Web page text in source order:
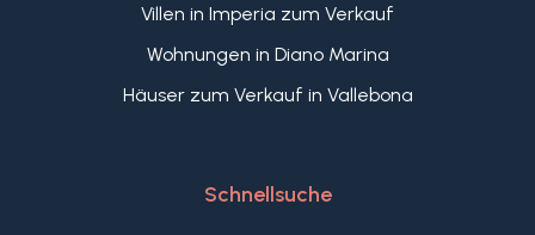
Villen in Imperia zum Verkauf
Wohnungen in Diano Marina
Häuser zum Verkauf in Vallebona
Schnellsuche